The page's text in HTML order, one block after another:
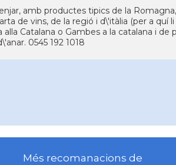
amb productes tipics de la
de vins, de la regió i d\'itàlia (per a quí
alla Catalana o Gambes a la catalana i
0545 192 1018
Més recomanacions de